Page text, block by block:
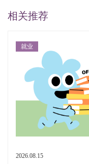
相关推荐
就业
2026.08.15